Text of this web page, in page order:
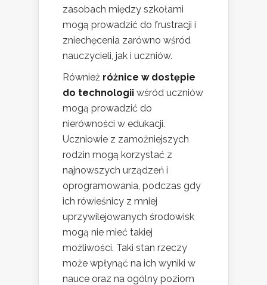
zasobach między szkołami
mogą prowadzić do frustracji i
zniechęcenia zarówno wśród
nauczycieli, jak i uczniów.
Również różnice w dostępie
do technologii wśród uczniów
mogą prowadzić do
nierówności w edukacji.
Uczniowie z zamożniejszych
rodzin mogą korzystać z
najnowszych urządzeń i
oprogramowania, podczas gdy
ich rówieśnicy z mniej
uprzywilejowanych środowisk
mogą nie mieć takiej
możliwości. Taki stan rzeczy
może wpłynąć na ich wyniki w
nauce oraz na ogólny poziom